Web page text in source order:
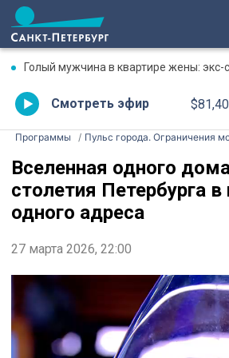
Голый мужчина в квартире жены: экс-сотрудник прокуратуры
Смотреть эфир
Программы Пульс города. Ограничения
Вселенная одного
столетия Петербурга в
одного адреса
27 марта 2026, 22:00